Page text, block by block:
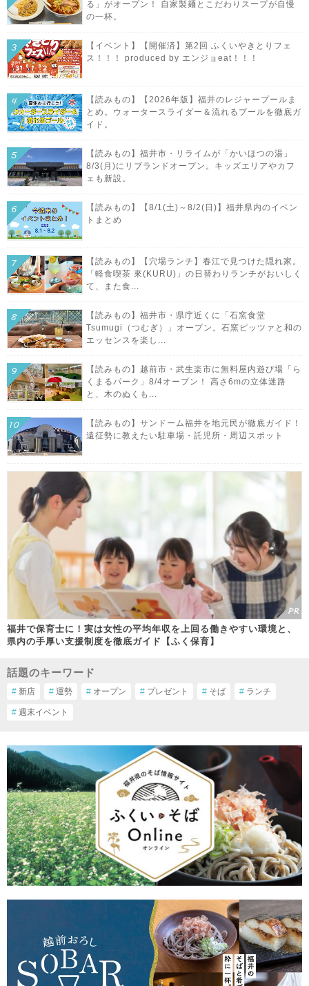
る」がオープン！ 自家製麺とこだわりスープが自慢
の一杯。
【イベント】【開催済】第2回 ふくいやきとりフェ
ス！！！ produced by エンジョeat！！！
【読みもの】【2026年版】福井のレジャープールま
とめ。ウォータースライダー＆流れるプールを徹底ガ
イド。
【読みもの】福井市・リライムが「かいほつの湯」
8/3(月)にリブランドオープン。キッズエリアやカフ
ェも新設。
【読みもの】【8/1(土)～8/2(日)】福井県内のイベン
トまとめ
【読みもの】【穴場ランチ】春江で見つけた隠れ家。
「軽食喫茶 來(KURU)」の日替わりランチがおいしく
て、また食...
【読みもの】福井市・県庁近くに「石窯食堂
Tsumugi（つむぎ）」オープン。石窯ピッツァと和の
エッセンスを楽し...
【読みもの】越前市・武生楽市に無料屋内遊び場「ら
くまるパーク」8/4オープン！ 高さ6mの立体迷路
と、木のぬくも...
【読みもの】サンドーム福井を地元民が徹底ガイド！
遠征勢に教えたい駐車場・託児所・周辺スポット
福井で保育士に！実は女性の平均年収を上回る働きやすい環境と、
県内の手厚い支援制度を徹底ガイド【ふく保育】
話題のキーワード
# 新店 # 運勢 # オープン # プレゼント # そば # ランチ
# 週末イベント